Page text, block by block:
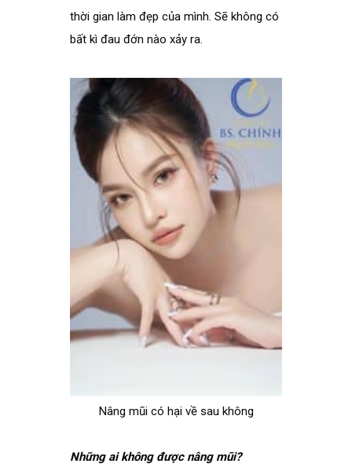
thời gian làm đẹp của mình. Sẽ không có
bất kì đau đớn nào xảy ra.
Nâng mũi có hại về sau không
Những ai không được nâng mũi?